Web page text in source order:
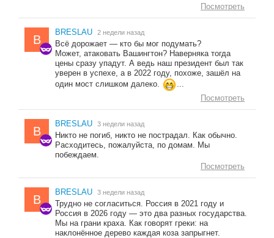
Посмотреть
B
BRESLAU 2 недели назад
Всё дорожает — кто бы мог подумать?
Может, атаковать Вашингтон? Наверняка тогда
цены сразу упадут. А ведь наш президент был так
уверен в успехе, а в 2022 году, похоже, зашёл на
один мост слишком далеко.
...
Посмотреть
B
BRESLAU 3 недели назад
Никто не погиб, никто не пострадал. Как обычно.
Расходитесь, пожалуйста, по домам. Мы
побеждаем.
Посмотреть
B
BRESLAU 3 недели назад
Трудно не согласиться. Россия в 2021 году и
Россия в 2026 году — это два разных государства.
Мы на грани краха. Как говорят греки: на
наклонённое дерево каждая коза запрыгнет.